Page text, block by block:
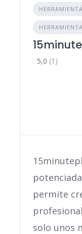
5,0 (1)
permite
solo unos